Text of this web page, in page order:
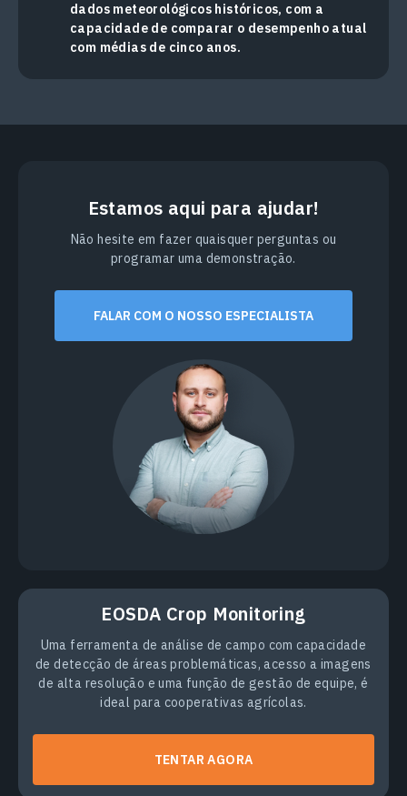
dados meteorológicos históricos, com a
capacidade de comparar o desempenho atual
com médias de cinco anos.
Estamos aqui para ajudar!
Não hesite em fazer quaisquer perguntas ou
programar uma demonstração.
FALAR COM O NOSSO ESPECIALISTA
EOSDA Crop Monitoring
Uma ferramenta de análise de campo com capacidade
de detecção de áreas problemáticas, acesso a imagens
de alta resolução e uma função de gestão de equipe, é
ideal para cooperativas agrícolas.
TENTAR AGORA